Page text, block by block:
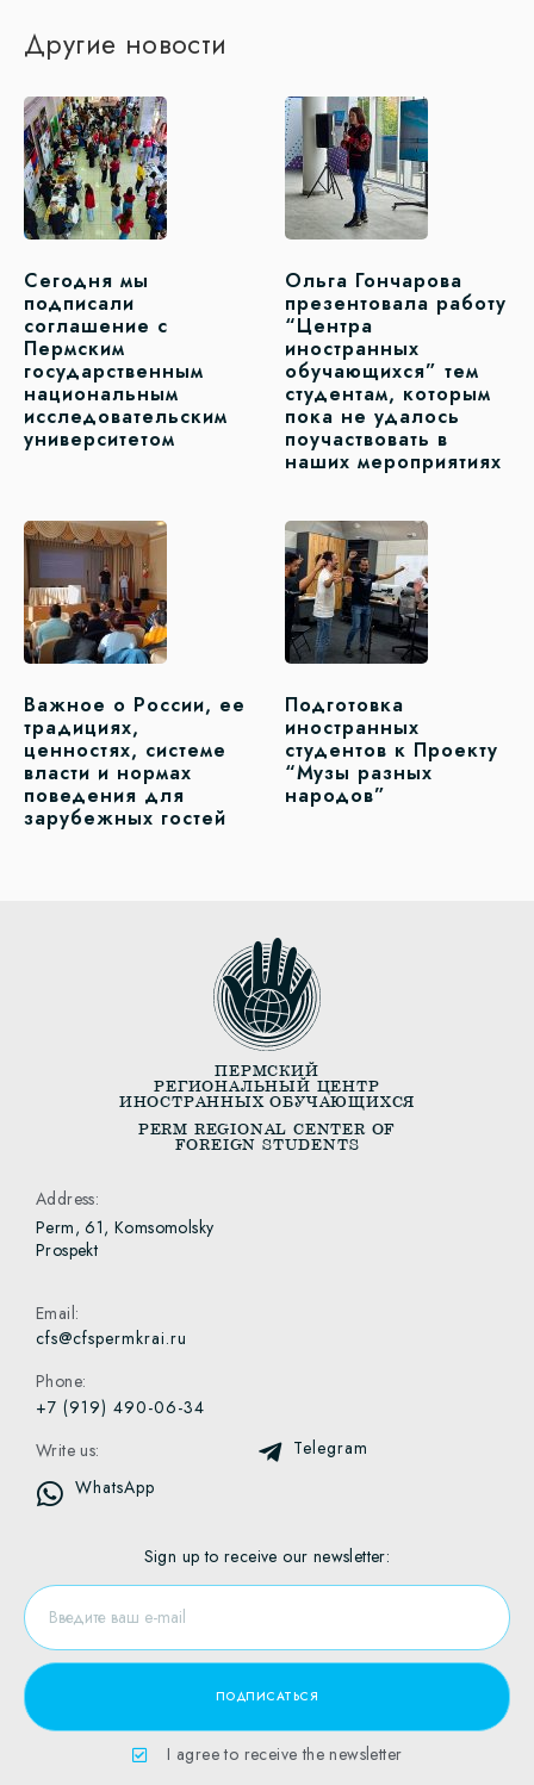
Другие новости
Сегодня мы
подписали
соглашение с
Пермским
государственным
национальным
исследовательским
университетом
Ольга Гончарова
презентовала работу
“Центра
иностранных
обучающихся” тем
студентам, которым
пока не удалось
поучаствовать в
наших мероприятиях
Важное о России, ее
традициях,
ценностях, системе
власти и нормах
поведения для
зарубежных гостей
Подготовка
иностранных
студентов к Проекту
“Музы разных
народов”
ПЕРМСКИЙ
РЕГИОНАЛЬНЫЙ ЦЕНТР
ИНОСТРАННЫХ ОБУЧАЮЩИХСЯ
PERM REGIONAL CENTER OF
FOREIGN STUDENTS
Address:
Perm, 61, Komsomolsky
Prospekt
Email:
cfs@cfspermkrai.ru
Phone:
+7 (919) 490-06-34
Write us:
Telegram
WhatsApp
Sign up to receive our newsletter:
I agree to receive the newsletter